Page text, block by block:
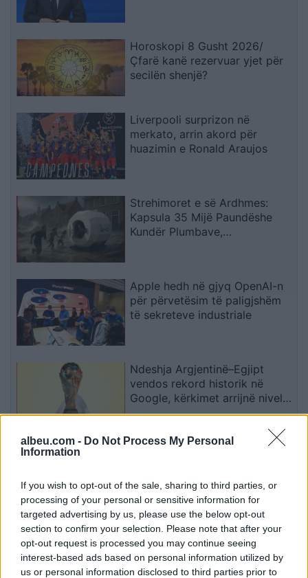
albeu.com - Do Not Process My Personal
Information
If you wish to opt-out of the sale, sharing to third parties, or
processing of your personal or sensitive information for
targeted advertising by us, please use the below opt-out
section to confirm your selection. Please note that after your
opt-out request is processed you may continue seeing
interest-based ads based on personal information utilized by
us or personal information disclosed to third parties prior to
Horoskopi 8 Gusht 2026/
Çfarë kanë rezervuar yjet për
secilën shenjë?
Liverpooli surprizon në
merkato, arrin akord për
huazimin e Ronald Araujos
Strehimoret e së Ardhmes:
Kapsula 35 Mijë Paundëshe
Kundër Plumbave,
Apple hedh në gjyq OpenAI-n
për përvetësim të paligjshëm
të sekreteve industriale
Ndeshja Argjentinë–Egjipt
vendos rekord historik në
Google, kërkimet arrijnë nivele
të papara
shoqëri afatgjatë